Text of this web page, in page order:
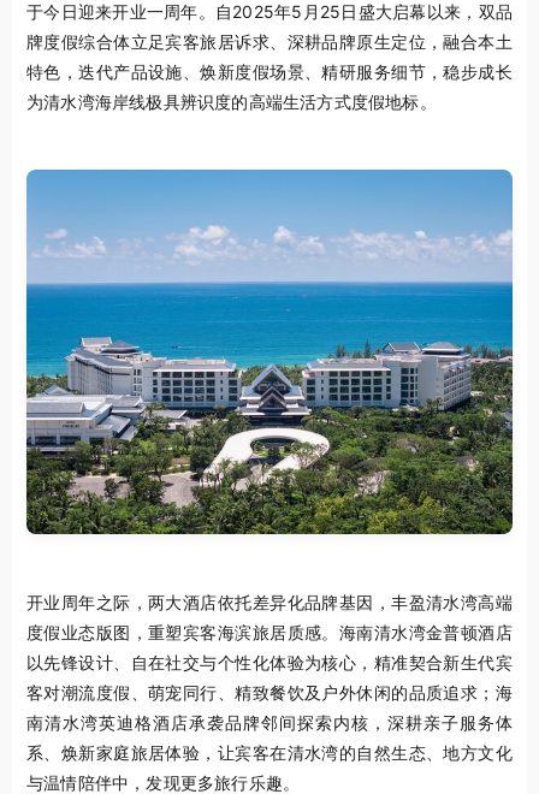
于今日迎来开业一周年。自2025年5月25日盛大启幕以来，双品
牌度假综合体立足宾客旅居诉求、深耕品牌原生定位，融合本土
特色，迭代产品设施、焕新度假场景、精研服务细节，稳步成长
为清水湾海岸线极具辨识度的高端生活方式度假地标。
开业周年之际，两大酒店依托差异化品牌基因，丰盈清水湾高端
度假业态版图，重塑宾客海滨旅居质感。海南清水湾金普顿酒店
以先锋设计、自在社交与个性化体验为核心，精准契合新生代宾
客对潮流度假、萌宠同行、精致餐饮及户外休闲的品质追求；海
南清水湾英迪格酒店承袭品牌邻间探索内核，深耕亲子服务体
系、焕新家庭旅居体验，让宾客在清水湾的自然生态、地方文化
与温情陪伴中，发现更多旅行乐趣。